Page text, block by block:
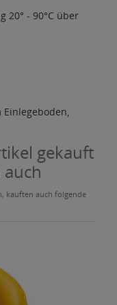
20° - 90°C über
gekauft
kauften auch folgende